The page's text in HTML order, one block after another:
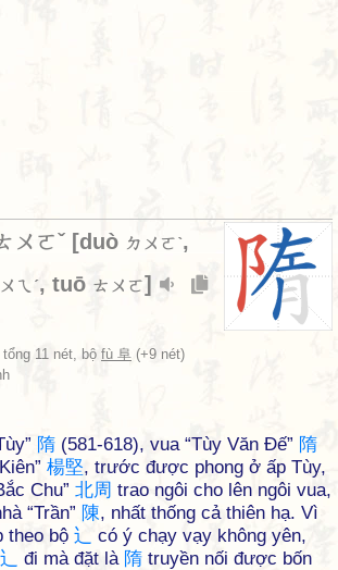
ㄨㄛˇ [duò ㄉㄨㄛˋ,
ㄟˊ, tuō ㄊㄨㄛ]
tổng 11 nét, bộ fù 阜 (+9 nét)
隋 (581-618), vua “Tùy Văn Đế” 隋
楊堅, trước được phong ở ấp Tùy,
Chu” 北周 trao ngôi cho lên ngôi vua,
“Trần” 陳, nhất thống cả thiên hạ. Vì
theo bộ 辶
có ý chạy vạy không yên,
辶 đi mà đặt là 隋 truyền nối được bốn